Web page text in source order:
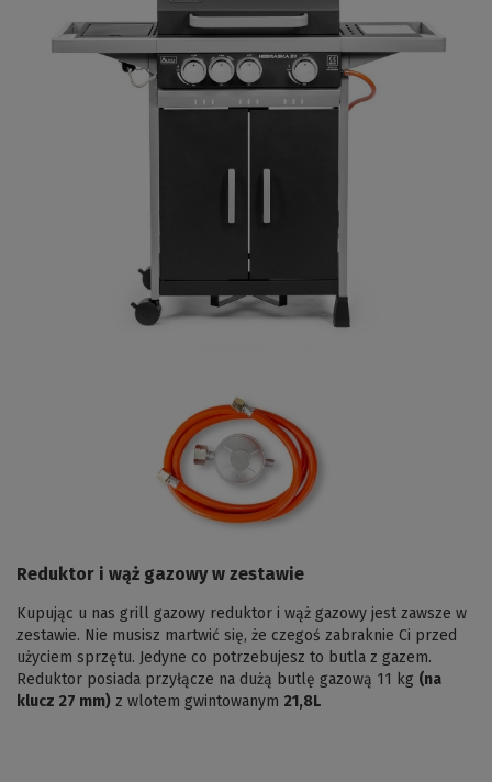
Reduktor i wąż gazowy w zestawie
Kupując u nas grill gazowy reduktor i wąż gazowy jest zawsze w
zestawie. Nie musisz martwić się, że czegoś zabraknie Ci przed
użyciem sprzętu. Jedyne co potrzebujesz to butla z gazem.
Reduktor posiada przyłącze na dużą butlę gazową 11 kg (na
klucz 27 mm) z wlotem gwintowanym 21,8L